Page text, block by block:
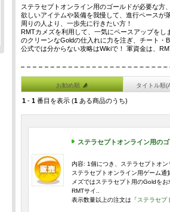
ステラセプトオンライン用のゴールドが必要な方
欲しいアイテムや装備を我慢して、進行ペースが
周りの人より、一歩先に行きたい方！
RMTカメズを利用して、一気にペースアップを
のクリーンなGoldの仕入れに力を注ぎ、チート
公式では分からない攻略はWikiで！ 軍資金は、
お勧め順 タイトル順
1 - 1 番目を表示 (1 ある商品のうち)
ステラセプトオンライン用の
内容: 1個につき、ステラセプトオ
ステラセプトオンライン用ゲーム
メズではステラセプト用のGoldを
RMTサイ..
表示数量以上の注文は「ステラセプ